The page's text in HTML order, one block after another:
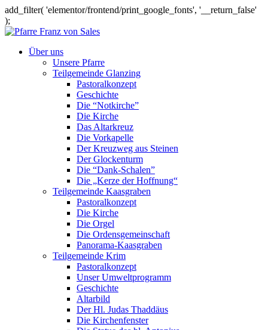
add_filter( 'elementor/frontend/print_google_fonts', '__return_false'
);
Über uns
Unsere Pfarre
Teilgemeinde Glanzing
Pastoralkonzept
Geschichte
Die “Notkirche”
Die Kirche
Das Altarkreuz
Die Vorkapelle
Der Kreuzweg aus Steinen
Der Glockenturm
Die “Dank-Schalen”
Die „Kerze der Hoffnung“
Teilgemeinde Kaasgraben
Pastoralkonzept
Die Kirche
Die Orgel
Die Ordensgemeinschaft
Panorama-Kaasgraben
Teilgemeinde Krim
Pastoralkonzept
Unser Umweltprogramm
Geschichte
Altarbild
Der Hl. Judas Thaddäus
Die Kirchenfenster